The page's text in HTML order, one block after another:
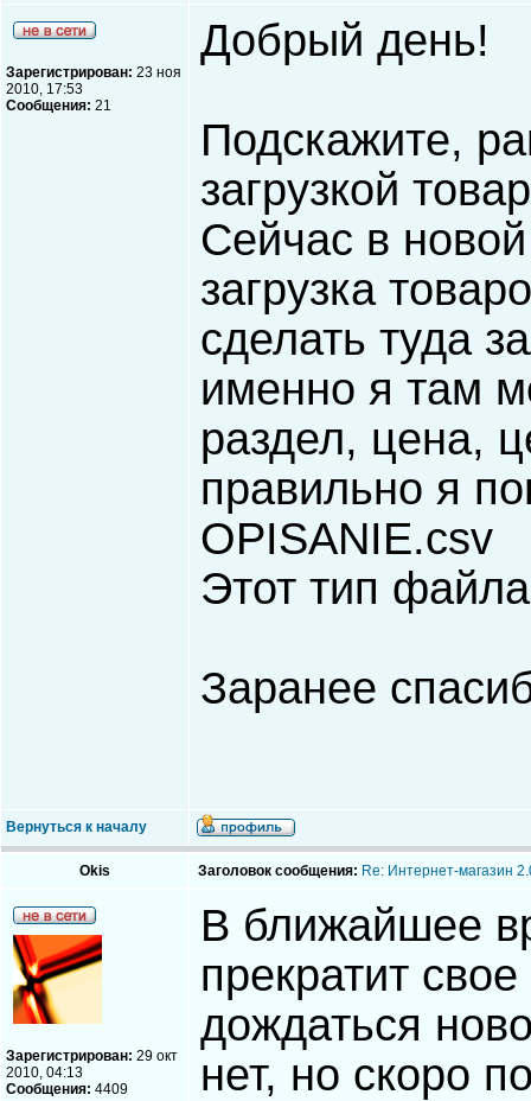
Зарегистрирован: 23 ноя
2010, 17:53
Сообщения: 21
Добрый день!
Подскажите,
загрузкой
Сейчас в
загрузка
сделать туда
именно я там
раздел, цена,
правильно я
OPISANIE.csv
Этот тип
Заранее
Вернуться к началу
Okis Заголовок сообщения: Re: Интернет-магазин
Зарегистрирован: 29 окт
2010, 04:13
Сообщения: 4409
В ближайшее
прекратит
дождаться
нет, но скоро